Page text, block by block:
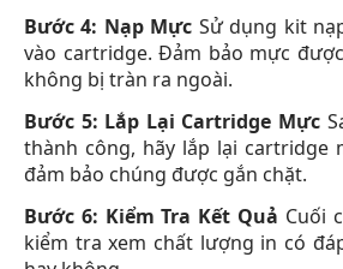
Bước 4: Nạp Mực Sử dụng kit
vào cartridge. Đảm bảo mực
không bị tràn ra ngoài.
Bước 5: Lắp Lại Cartridge Mực
thành công, hãy lắp lại cartridge
đảm bảo chúng được gắn chặt.
Bước 6: Kiểm Tra Kết Quả Cuối
kiểm tra xem chất lượng in có